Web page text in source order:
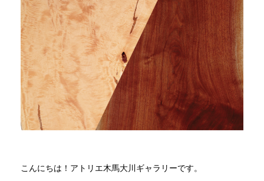
商品情報
直営店
イベント
こんにちは！アトリエ木馬大川ギャラリーです。